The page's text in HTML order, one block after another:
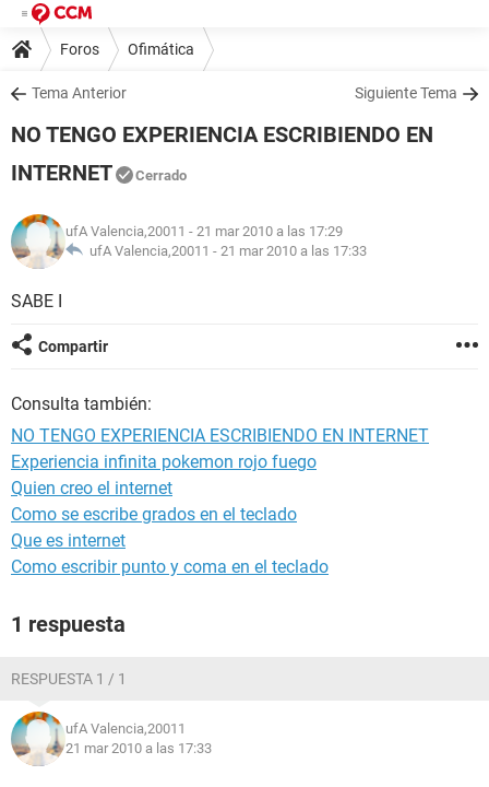
Foros Ofimática
Tema Anterior Siguiente Tema
NO TENGO EXPERIENCIA ESCRIBIENDO EN
INTERNET
Cerrado
ufA Valencia,20011 - 21 mar 2010 a las 17:29
ufA Valencia,20011 - 21 mar 2010 a las 17:33
SABE I
Compartir
Consulta también:
NO TENGO EXPERIENCIA ESCRIBIENDO EN INTERNET
Experiencia infinita pokemon rojo fuego
Quien creo el internet
Como se escribe grados en el teclado
Que es internet
Como escribir punto y coma en el teclado
1 respuesta
RESPUESTA 1 / 1
ufA Valencia,20011
21 mar 2010 a las 17:33